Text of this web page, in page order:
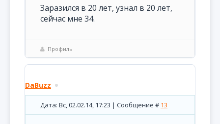
Заразился в 20 лет, узнал в 20 лет,
сейчас мне 34.
Профиль
DaBuzz
Дата: Вс, 02.02.14, 17:23 | Сообщение # 13